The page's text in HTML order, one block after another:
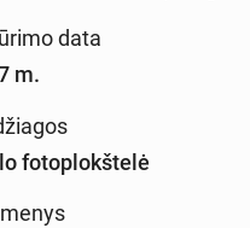
data
m.
fotoplokštelė